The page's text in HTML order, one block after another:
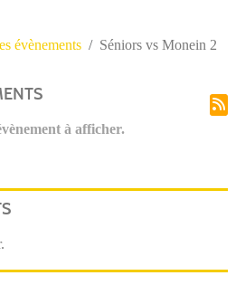
évènements Séniors vs Monein 2
à afficher.